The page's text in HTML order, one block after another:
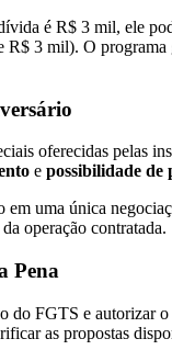
é R$ 3 mil, ele
3 mil). O
oferecidas
e possibilidade de
uma única
operação contratada.
Pena
FGTS e autorizar
as propostas